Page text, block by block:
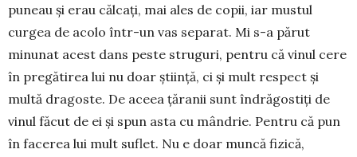
puneau și erau călcați, mai ales de copii, iar mustul
curgea de acolo într-un vas separat. Mi s-a părut
minunat acest dans peste struguri, pentru că vinul cere
în pregătirea lui nu doar știință, ci și mult respect și
multă dragoste. De aceea țăranii sunt îndrăgostiți de
vinul făcut de ei și spun asta cu mândrie. Pentru că pun
în facerea lui mult suflet. Nu e doar muncă fizică,